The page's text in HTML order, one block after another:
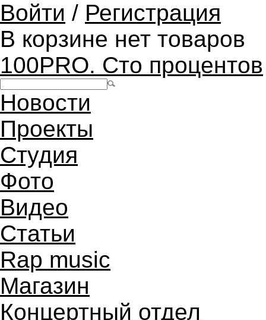
Войти / Регистрация
В корзине нет товаров
100PRO. Сто процентов
Новости
Проекты
Студия
Фото
Видео
Статьи
Rap music
Магазин
Концертный отдел